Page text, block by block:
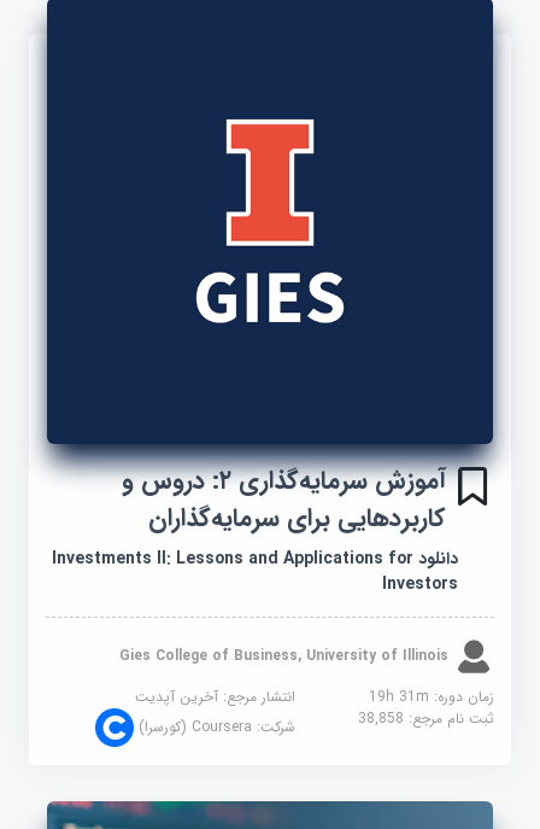
آموزش سرمایه‌گذاری ۲: دروس و
کاربردهایی برای سرمایه‌گذاران
دانلود Investments II: Lessons and Applications for
Investors
Gies College of Business, University of Illinois
زمان دوره: 19h 31m
انتشار مرجع:آخرین آپدیت
ثبت نام مرجع:38,858 شرکت:Coursera (کورسرا)